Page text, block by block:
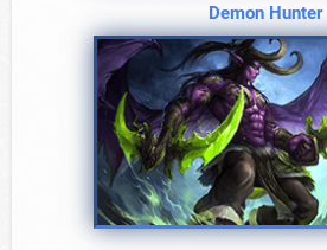
Demon Hunter